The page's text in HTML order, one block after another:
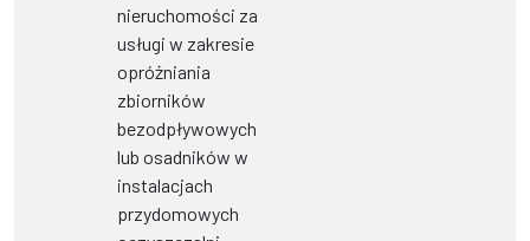
nieruchomości za
usługi w zakresie
opróżniania
zbiorników
bezodpływowych
lub osadników w
instalacjach
przydomowych